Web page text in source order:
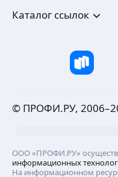
Каталог ссылок
© ПРОФИ.РУ, 2006–
ООО «ПРОФИ.РУ»
информационных
На информационном